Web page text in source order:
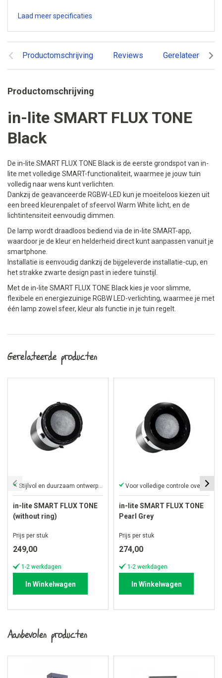
Productomschrijving Reviews Gerelateerde
Productomschrijving
in-lite SMART FLUX TONE
Black
De in-lite SMART FLUX TONE Black is de eerste grondspot van in-
lite met volledige SMART-functionaliteit, waarmee je jouw tuin
volledig naar wens kunt verlichten.
Dankzij de geavanceerde RGBW-LED kun je moeiteloos kiezen uit
een breed kleurenpalet of sfeervol Warm White licht, en de
lichtintensiteit eenvoudig dimmen.
De lamp wordt draadloos bediend via de in-lite SMART-app,
waardoor je de kleur en helderheid direct kunt aanpassen vanuit je
smartphone.
Installatie is eenvoudig dankzij de bijgeleverde installatie-cup, en
het strakke zwarte design past in iedere tuinstijl.
Met de in-lite SMART FLUX TONE Black kies je voor slimme,
flexibele en energiezuinige RGBW LED-verlichting, waarmee je met
één lamp zowel sfeer, kleur als functie in je tuin regelt.
Laad meer specificaties
Gerelateerde producten
Stijlvol en duurzaam ontwerp voor buitengebruik.
in-lite SMART FLUX TONE
(without ring)
Prijs per stuk
249,00
1-2 werkdagen
In Winkelwagen
Voor volledige controle over je tuinverlichtig.
in-lite SMART FLUX TONE
Pearl Grey
Prijs per stuk
274,00
1-2 werkdagen
In Winkelwagen
Aanbevolen producten